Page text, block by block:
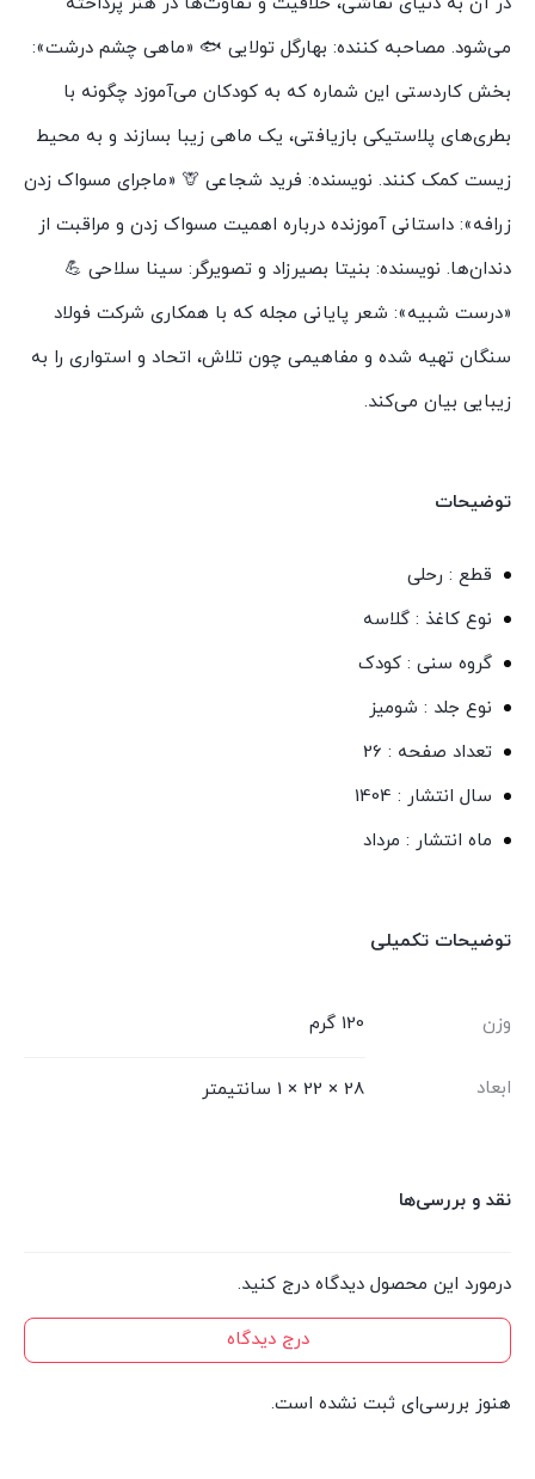
می‌شود. مصاحبه کننده: بهارگل تولایی 🐟 «ماهی چشم درشت»:
بخش کاردستی این شماره که به کودکان می‌آموزد چگونه با
بطری‌های پلاستیکی بازیافتی، یک ماهی زیبا بسازند و به محیط
زیست کمک کنند. نویسنده: فرید شجاعی 🦒 «ماجرای مسواک زدن
زرافه»: داستانی آموزنده درباره اهمیت مسواک زدن و مراقبت از
دندان‌ها. نویسنده: بنیتا بصیرزاد و تصویرگر: سینا سلاحی 💪
«درست شبیه»: شعر پایانی مجله که با همکاری شرکت فولاد
سنگان تهیه شده و مفاهیمی چون تلاش، اتحاد و استواری را به
زیبایی بیان می‌کند.
توضیحات
قطع : رحلی
نوع کاغذ : گلاسه
گروه سنی : کودک
نوع جلد : شومیز
تعداد صفحه : 26
سال انتشار : 1404
ماه انتشار : مرداد
توضیحات تکمیلی
وزن 120 گرم
ابعاد 28 × 22 × 1 سانتیمتر
نقد و بررسی‌ها
درمورد این محصول دیدگاه درج کنید.
درج دیدگاه
هنوز بررسی‌ای ثبت نشده است.